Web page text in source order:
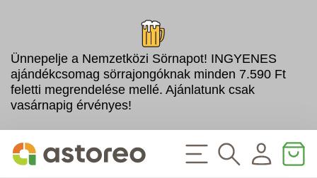
Ünnepelje a Nemzetközi Sörnapot! INGYENES
ajándékcsomag sörrajongóknak minden 7.590 Ft
feletti megrendelése mellé. Ajánlatunk csak
vasárnapig érvényes!